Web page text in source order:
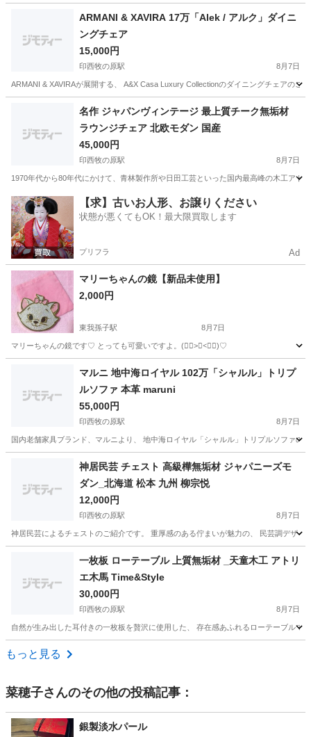
ARMANI & XAVIRA 17万「Alek / アルク」ダイニ
ングチェア
15,000円
印西牧の原駅 8月7日
ARMANI & XAVIRAが展開する、 A&X Casa Luxury Collectionのダイニングチェアの
印西牧の原駅 ダイニング
名作 ジャパンヴィンテージ 最上質チーク無垢材
ラウンジチェア 北欧モダン 国産
45,000円
印西牧の原駅 8月7日
1970年代から80年代にかけて、青林製作所や日田工芸といった国内最高峰の木工ア
千葉 印西市 印西牧の原駅 ソファ ジャパンヴィンテージ
【求】古いお人形、お譲りください
状態が悪くてもOK！最大限買取します
プリフラ Ad
マリーちゃんの鏡【新品未使用】
2,000円
東我孫子駅 8月7日
マリーちゃんの鏡です♡ とっても可愛いですよ。(ᯫ᳐>⩊<ᯫ᳐)♡
東我孫子駅 ミラー/鏡 新品
マルニ 地中海ロイヤル 102万「シャルル」トリプ
ルソファ 本革 maruni
55,000円
印西牧の原駅 8月7日
国内老舗家具ブランド、マルニより、 地中海ロイヤル「シャルル」トリプルソファ
印西牧の原駅 ソファ マルニ
神居民芸 チェスト 高級樺無垢材 ジャパニーズモ
ダン_北海道 松本 九州 柳宗悦
12,000円
印西牧の原駅 8月7日
神居民芸によるチェストのご紹介です。 重厚感のある佇まいが魅力の、 民芸調デザ
印西牧の原駅 収納家具 民芸
一枚板 ローテーブル 上質無垢材 _天童木工 アトリ
エ木馬 Time&Style
30,000円
印西牧の原駅 8月7日
自然が生み出した耳付きの一枚板を贅沢に使用した、 存在感あふれるローテーブル
千葉 印西市
もっと見る
菜穂子さんのその他の投稿記事：
銀製淡水パール